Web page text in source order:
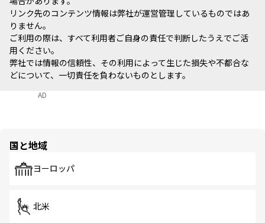
リンク先のコンテンツ情報は弊社が運営管理しているものではあ
りません。
ご利用の際は、すべて利用者ご自身の責任で判断したうえでご活
用ください。
弊社では情報の信頼性、その利用によって生じた損失や不都合な
どについて、一切責任を負わないものとします。
AD
国と地域
ヨーロッパ
北米